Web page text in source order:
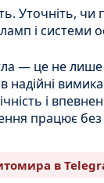
Уточніть, чи
і системи
— це не
надійні
і
працює без
в